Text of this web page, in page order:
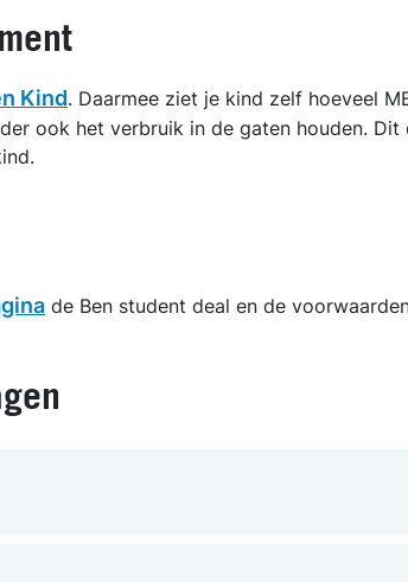
Kind. Daarmee ziet je kind zelf hoeveel
ook het verbruik in de gaten houden.
de Ben student deal en de